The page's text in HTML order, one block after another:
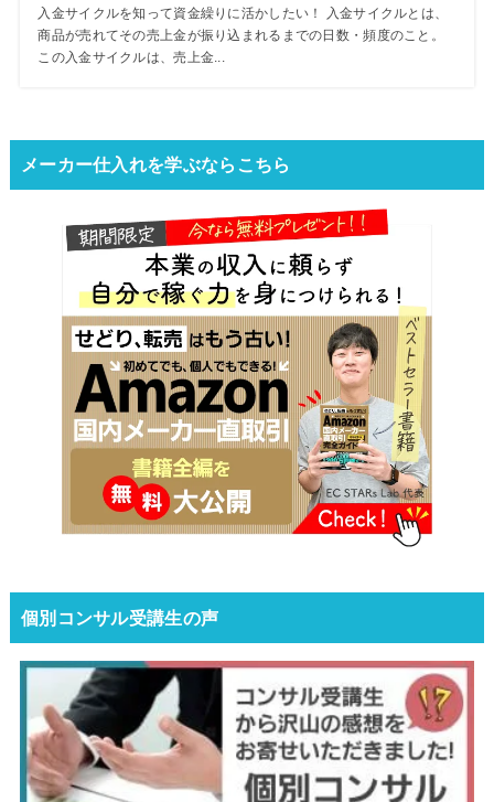
入金サイクルを知って資金繰りに活かしたい！ 入金サイクルとは、
商品が売れてその売上金が振り込まれるまでの日数・頻度のこと。
この入金サイクルは、売上金...
メーカー仕入れを学ぶならこちら
個別コンサル受講生の声